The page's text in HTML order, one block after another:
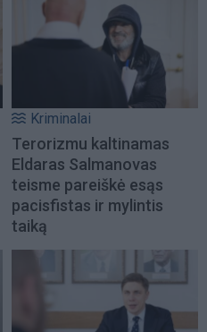
Kriminalai
Terorizmu kaltinamas
Eldaras Salmanovas
teisme pareiškė esąs
pacisfistas ir mylintis
taiką